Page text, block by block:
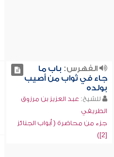
الفهرس: باب ما
جاء في ثواب من أصيب
بولده
للشيخ: عبد العزيز بن مرزوق
الطريفي
جزء من محاضرة ( أبواب الجنائز
[2])